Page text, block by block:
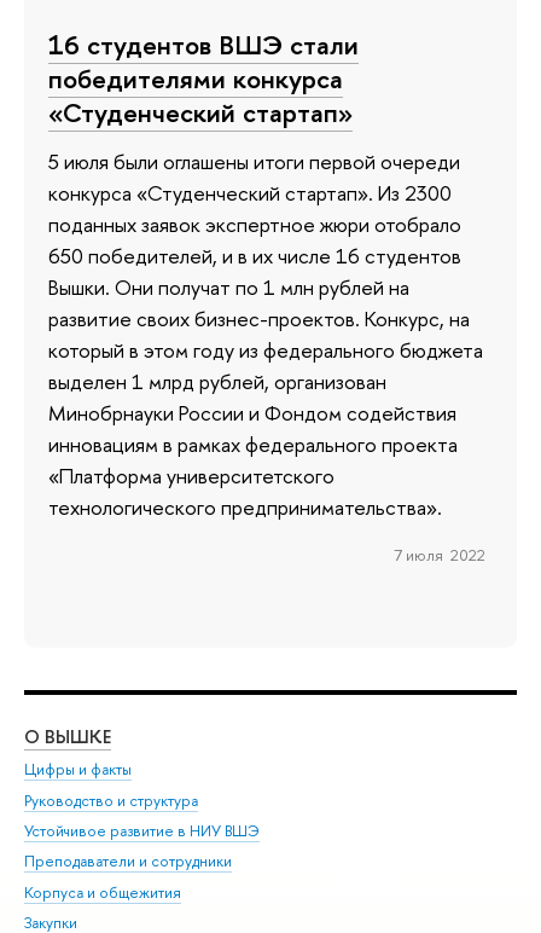
16 студентов ВШЭ стали
победителями конкурса
«Студенческий стартап»
5 июля были оглашены итоги первой очереди
конкурса «Студенческий стартап». Из 2300
поданных заявок экспертное жюри отобрало
650 победителей, и в их числе 16 студентов
Вышки. Они получат по 1 млн рублей на
развитие своих бизнес-проектов. Конкурс, на
который в этом году из федерального бюджета
выделен 1 млрд рублей, организован
Минобрнауки России и Фондом содействия
инновациям в рамках федерального проекта
«Платформа университетского
технологического предпринимательства».
7 июля 2022
О ВЫШКЕ
Цифры и факты
Руководство и структура
Устойчивое развитие в НИУ ВШЭ
Преподаватели и сотрудники
Корпуса и общежития
Закупки